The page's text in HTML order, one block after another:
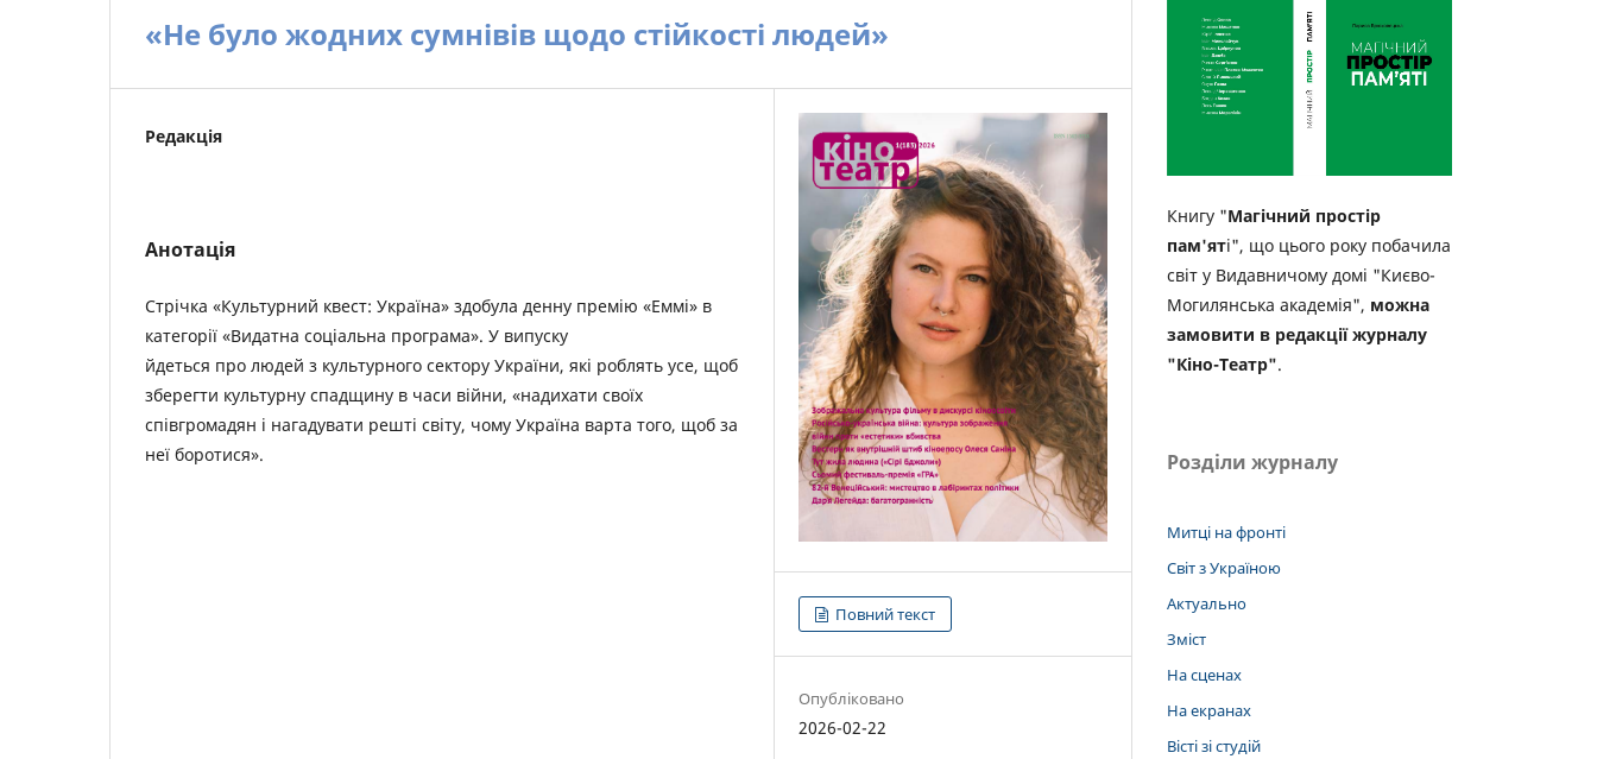
«Не було жодних сумнівів щодо стійкості людей»
Редакція
Анотація
Стрічка «Культурний квест: Україна» здобула денну премію «Еммі» в
категорії «Видатна соціальна програма». У випуску
йдеться про людей з культурного сектору України, які роблять усе, щоб
зберегти культурну спадщину в часи війни, «надихати своїх
співгромадян і нагадувати решті світу, чому Україна варта того, щоб за
неї боротися».
Повний текст
Опубліковано
2026-02-22
Книгу "Магічний простір
пам'яті", що цього року побачила
світ у Видавничому домі "Києво-
Могилянська академія", можна
замовити в редакції журналу
"Кіно-Театр".
Розділи журналу
Митці на фронті
Світ з Україною
Актуально
Зміст
На сценах
На екранах
Вісті зі студій